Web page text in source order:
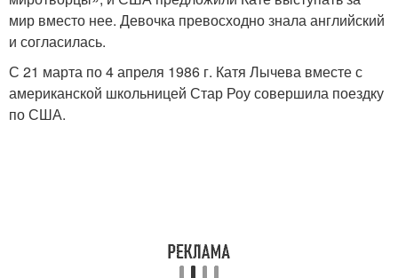
мир вместо нее. Девочка превосходно знала английский
и согласилась.
С 21 марта по 4 апреля 1986 г. Катя Лычева вместе с
американской школьницей Стар Роу совершила поездку
по США.